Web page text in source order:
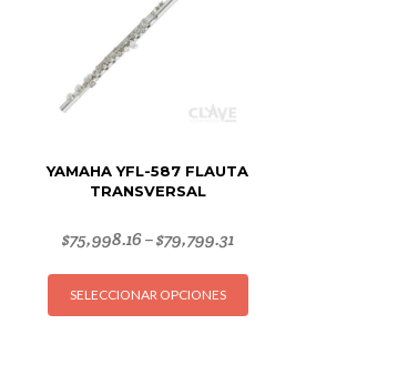
YAMAHA YFL-587 FLAUTA
TRANSVERSAL
$75,998.16–$79,799.31
SELECCIONAR OPCIONES
Este